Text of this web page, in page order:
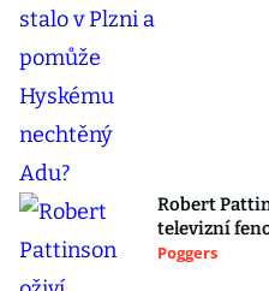
Robert
televizní
Poggers